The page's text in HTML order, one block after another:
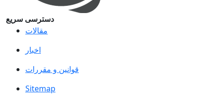
دسترسی سریع
مقالات
اخبار
قوانین و مقررات
Sitemap